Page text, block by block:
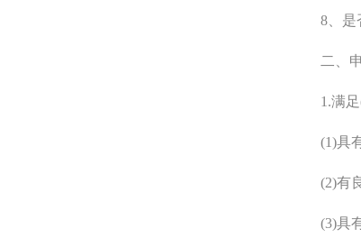
8、是
二、
1.满
(1)具
(2)有
(3)具